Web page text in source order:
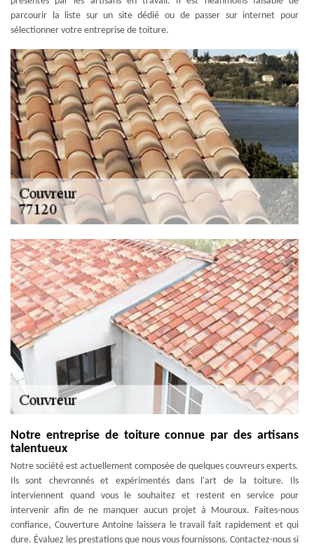
parcourir la liste sur un site dédié ou de passer sur internet pour
sélectionner votre entreprise de toiture.
Notre entreprise de toiture connue par des artisans
talentueux
Notre société est actuellement composée de quelques couvreurs experts.
Ils sont chevronnés et expérimentés dans l'art de la toiture. Ils
interviennent quand vous le souhaitez et restent en service pour
intervenir afin de ne manquer aucun projet à Mouroux. Faites-nous
confiance, Couverture Antoine laissera le travail fait rapidement et qui
dure. Évaluez les prestations que nous vous fournissons. Contactez-nous si